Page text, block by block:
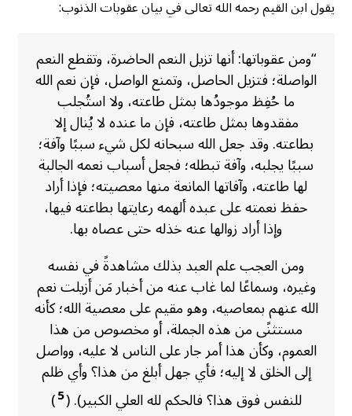
يقول ابن القيم رحمه الله تعالى في بيان عقوبات الذنوب:
“ومن عقوباتها: أنها تزيل النعم الحاضرة، وتقطع النعم
الواصلة؛ فتزيل الحاصل، وتمنع الواصل، فإن نعم الله
ما حُفِظ موجودُها بمثل طاعته، ولا استُجلب
مفقدوها بمثل طاعته، فإن ما عنده لا يُنال إلا
بطاعته. وقد جعل الله سبحانه لكل شيء سببًا وآفة؛
سببًا يجلبه، وآفة تبطله؛ فجعل أسباب نعمه الجالبة
لها طاعته، وآفاتها المانعة منها معصيته؛ فإذا أراد
حفظ نعمته على عبده ألهمه رعايتها بطاعته فيها،
وإذا أراد زوالها عنه خذله حتى عصاه بها.
ومن العجب علم العبد بذلك مشاهدةً في نفسه
وغيره، وسماعًا لما غاب عنه من أخبار مَن أزيلت نعم
الله عنهم بمعاصيه، وهو مقيم على معصية الله؛ كأنه
مستثنًى من هذه الجملة، أو مخصوص من هذا
العموم، وكأن هذا أمر جار على الناس لا عليه، وواصل
إلى الخلق لا إليه؛ فأي جهل أبلغ من هذا؟ وأي ظلم
للنفس فوق هذا؟ فالحكم لله العلي الكبير). (5
)